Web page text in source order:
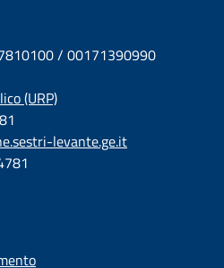
/ 00171390990
(URP)
levante.ge.it